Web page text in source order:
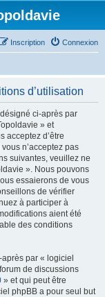
Connexion
Inscription
d’utilisation
ci-après par
» et
acceptez d’être
n’acceptez pas
suivantes, veuillez ne
». Nous pouvons
essaierons de vous
de vérifier
à participer à
aient été
des conditions
par « logiciel
de discussions
» et qui peut être
phpBB a pour seul but